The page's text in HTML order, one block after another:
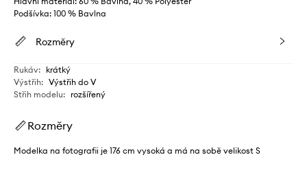
Podšívka: 100 % Bavlna
Rozměry
Rukáv: krátký
Výstřih: Výstřih do V
Střih modelu: rozšířený
Rozměry
Modelka na fotografii je 176 cm vysoká a má na sobě velikost S